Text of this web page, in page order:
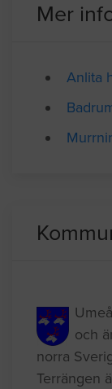
Mer
Anlita
och
norra
Terrängen